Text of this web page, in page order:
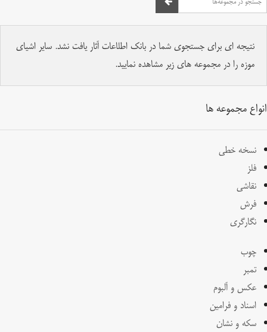
نتیجه ای برای جستجوی شما در بانک اطلاعات آثار یافت نشد. سایر اشیای
موزه را در مجموعه های زیر مشاهده نمایید.
انواع مجموعه ها
نسخه خطی
فلز
نقاشی
فرش
نگارگری
چوب
تمبر
عکس و آلبوم
اسناد و فرامین
سکه و نشان